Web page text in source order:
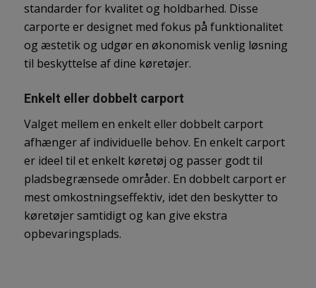
standarder for kvalitet og holdbarhed. Disse
carporte er designet med fokus på funktionalitet
og æstetik og udgør en økonomisk venlig løsning
til beskyttelse af dine køretøjer.
Enkelt eller dobbelt carport
Valget mellem en enkelt eller dobbelt carport
afhænger af individuelle behov. En enkelt carport
er ideel til et enkelt køretøj og passer godt til
pladsbegrænsede områder. En dobbelt carport er
mest omkostningseffektiv, idet den beskytter to
køretøjer samtidigt og kan give ekstra
opbevaringsplads.